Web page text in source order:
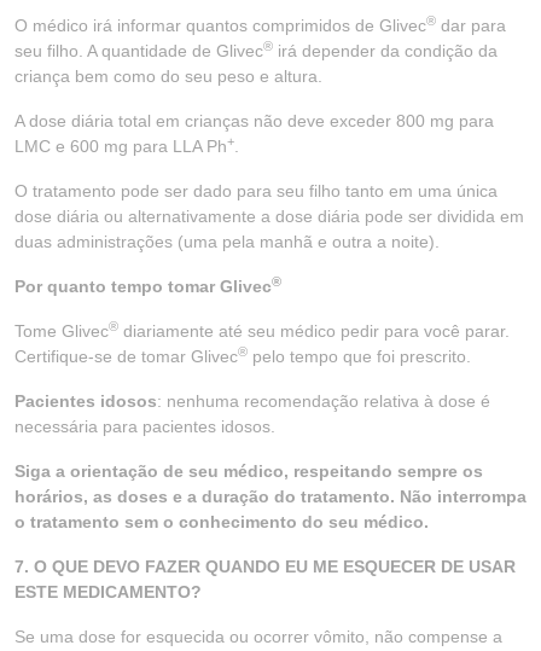
O médico irá informar quantos comprimidos de Glivec® dar para
seu filho. A quantidade de Glivec® irá depender da condição da
criança bem como do seu peso e altura.
A dose diária total em crianças não deve exceder 800 mg para
LMC e 600 mg para LLA Ph+
O tratamento pode ser dado para seu filho tanto em uma única
dose diária ou alternativamente a dose diária pode ser dividida em
duas administrações (uma pela manhã e outra a noite).
Por quanto tempo tomar Glivec®
Tome Glivec® diariamente até seu médico pedir para você parar.
Certifique-se de tomar Glivec® pelo tempo que foi prescrito.
Pacientes idosos: nenhuma recomendação relativa à dose é
necessária para pacientes idosos.
Siga a orientação de seu médico, respeitando sempre os
horários, as doses e a duração do tratamento. Não interrompa
o tratamento sem o conhecimento do seu médico.
7. O QUE DEVO FAZER QUANDO EU ME ESQUECER DE USAR
ESTE MEDICAMENTO?
Se uma dose for esquecida ou ocorrer vômito, não compense a